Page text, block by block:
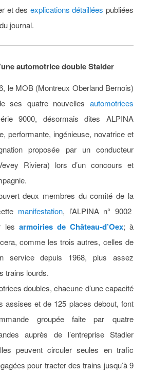
et des explications détaillées publiées
journal.
automotrice double Stalder
le MOB (Montreux Oberland Bernois)
ses quatre nouvelles automotrices
9000, désormais dites ALPINA
performante, ingénieuse, novatrice et
proposée par un conducteur
Riviera) lors d’un concours et
deux membres du comité de la
manifestation, l’ALPINA n° 9002
les armoiries de Château-d’Oex; à
comme les trois autres, celles de
service depuis 1968, plus assez
trains lourds.
doubles, chacune d’une capacité
assises et de 125 places debout, font
groupée faite par quatre
auprès de l’entreprise Stadler
peuvent circuler seules en trafic
pour tracter des trains jusqu’à 9